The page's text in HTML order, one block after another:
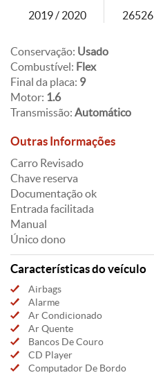
2019 / 2020 26526
Conservação: Usado
Combustível: Flex
Final da placa: 9
Motor: 1.6
Transmissão: Automático
Outras Informações
Carro Revisado
Chave reserva
Documentação ok
Entrada facilitada
Manual
Único dono
Características do veículo
Airbags
Alarme
Ar Condicionado
Ar Quente
Bancos De Couro
CD Player
Computador De Bordo